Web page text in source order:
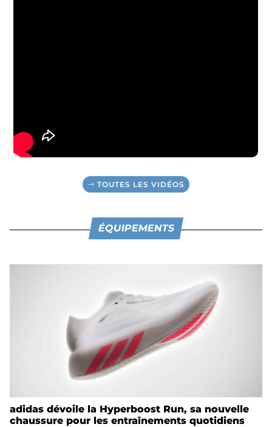
TOUTES LES VIDÉOS
ÉQUIPEMENTS
adidas dévoile la Hyperboost Run, sa nouvelle
chaussure pour les entraînements quotidiens